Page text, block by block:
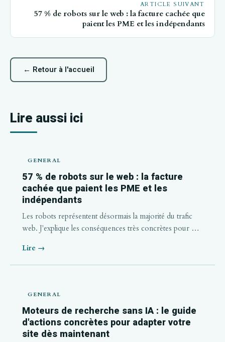
ARTICLE SUIVANT
57 % de robots sur le web : la facture cachée que
paient les PME et les indépendants
← Retour à l'accueil
Lire aussi ici
GENERAL
57 % de robots sur le web : la facture
cachée que paient les PME et les
indépendants
Les robots représentent désormais la majorité du trafic
web. J'explique les conséquences très concrètes pour …
Lire →
GENERAL
Moteurs de recherche sans IA : le guide
d'actions concrètes pour adapter votre
site dès maintenant